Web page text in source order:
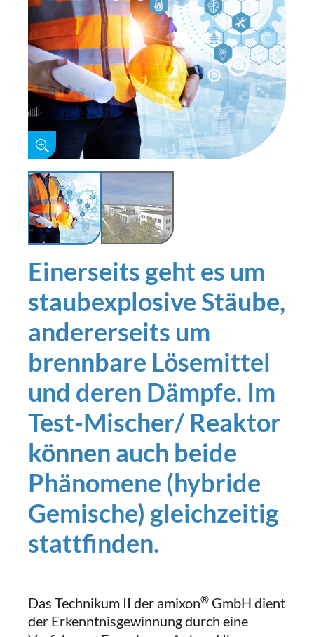
Einerseits geht es um
staubexplosive Stäube,
andererseits um
brennbare Lösemittel
und deren Dämpfe. Im
Test-Mischer/ Reaktor
können auch beide
Phänomene (hybride
Gemische) gleichzeitig
stattfinden.
Das Technikum II der amixon® GmbH dient
der Erkenntnisgewinnung durch eine